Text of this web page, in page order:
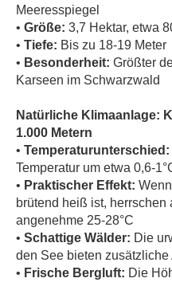
Meeresspiegel
• Größe: 3,7 Hektar, etwa
• Tiefe: Bis zu 18-19 Meter
• Besonderheit: Größter
Karseen im Schwarzwald
Natürliche Klimaanlage:
1.000 Metern
• Temperaturunterschied:
Temperatur um etwa 0,6-
• Praktischer Effekt:
brütend heiß ist, herrschen
angenehme 25-28°C
• Schattige Wälder: Die
den See bieten zusätzliche
• Frische Bergluft: Die